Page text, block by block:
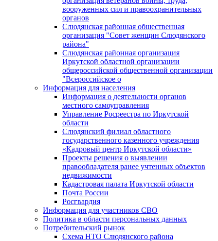
вооруженных сил и правоохранительных
органов
Слюдянская районная общественная
организация "Совет женщин Слюдянского
района"
Слюдянская районная организация
Иркутской областной организации
общероссийской общественной организации
"Всероссийское о
Информация для населения
Информация о деятельности органов
местного самоуправления
Управление Росреестра по Иркутской
области
Слюдянский филиал областного
государственного казенного учреждения
«Кадровый центр Иркутской области»
Проекты решения о выявлении
правообладателя ранее учтенных объектов
недвижимости
Кадастровая палата Иркутской области
Почта России
Росгвардия
Информация для участников СВО
Политика в области персональных данных
Потребительский рынок
Схема НТО Слюдянского района